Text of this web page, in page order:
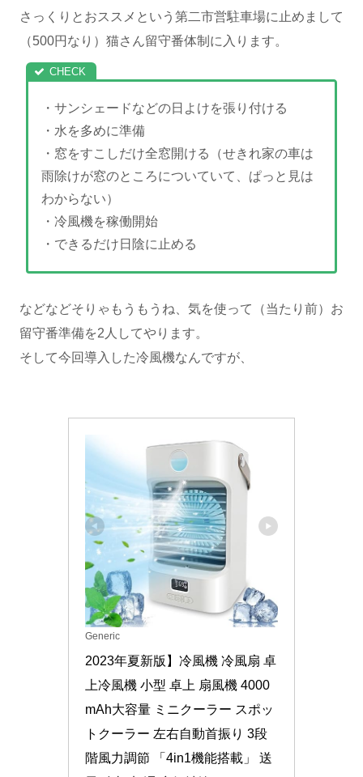
さっくりとおススメという第二市営駐車場に止めまして
（500円なり）猫さん留守番体制に入ります。
・サンシェードなどの日よけを張り付ける
・水を多めに準備
・窓をすこしだけ全窓開ける（せきれ家の車は
雨除けが窓のところについていて、ぱっと見は
わからない）
・冷風機を稼働開始
・できるだけ日陰に止める
などなどそりゃもうもうね、気を使って（当たり前）お
留守番準備を2人してやります。
そして今回導入した冷風機なんですが、
Generic
2023年夏新版】冷風機 冷風扇 卓
上冷風機 小型 卓上 扇風機 4000
mAh大容量 ミニクーラー スポッ
トクーラー 左右自動首振り 3段
階風力調節 「4in1機能搭載」 送